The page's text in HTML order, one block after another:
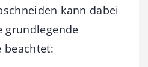
kann dabei
grundlegende
beachtet: